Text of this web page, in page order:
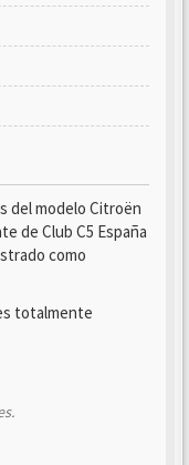
del modelo Citroën
de Club C5 España
como
totalmente